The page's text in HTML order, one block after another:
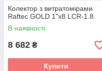
Колектор з витратомірами
Raftec GOLD 1"х8 LCR-1.8
В наявності
8 682 ₴
Купити